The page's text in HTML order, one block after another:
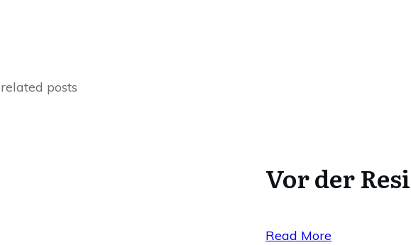
related posts
Vor der
Read More